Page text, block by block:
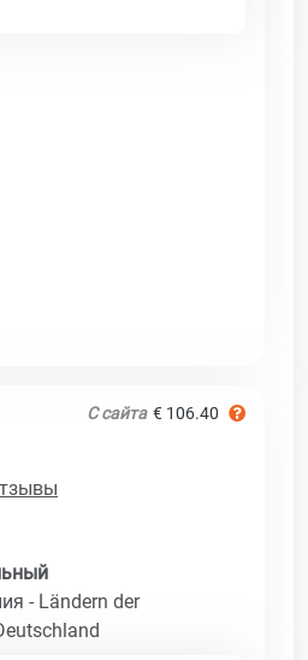
С сайта € 106.40
- Ländern der